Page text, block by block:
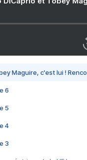
Maguire, c'est lui !
6
5
4
3